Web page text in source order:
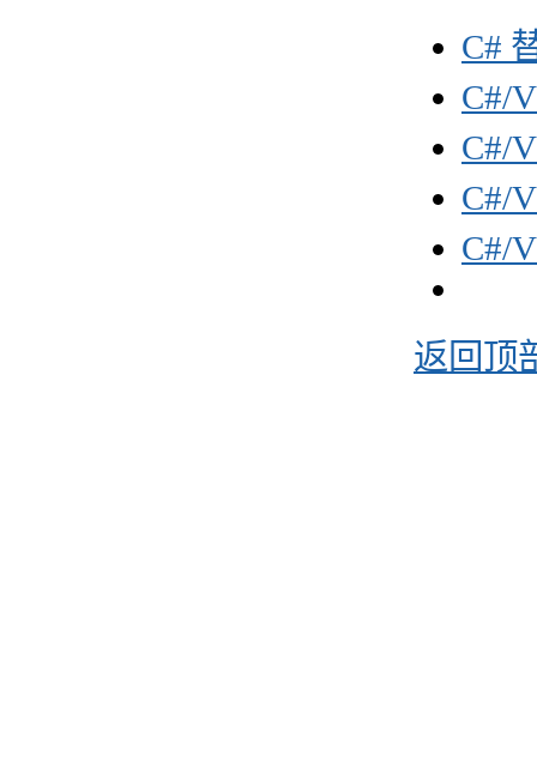
C#
C#/
C#/
C#/
C#/
返回顶